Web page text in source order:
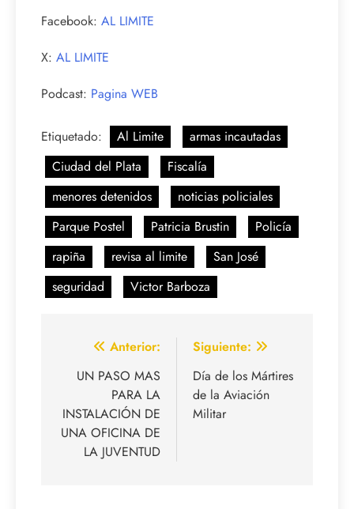
Facebook: AL LIMITE
X: AL LIMITE
Podcast: Pagina WEB
Etiquetado: Al Limite
armas incautadas
Ciudad del Plata
Fiscalía
menores detenidos
noticias policiales
Parque Postel
Patricia Brustin
Policía
rapiña
revisa al limite
San José
seguridad
Victor Barboza
Navegación
de
entradas
Anterior:
UN PASO MAS
PARA LA
INSTALACIÓN DE
UNA OFICINA DE
LA JUVENTUD
Siguiente:
Día de los Mártires
de la Aviación
Militar